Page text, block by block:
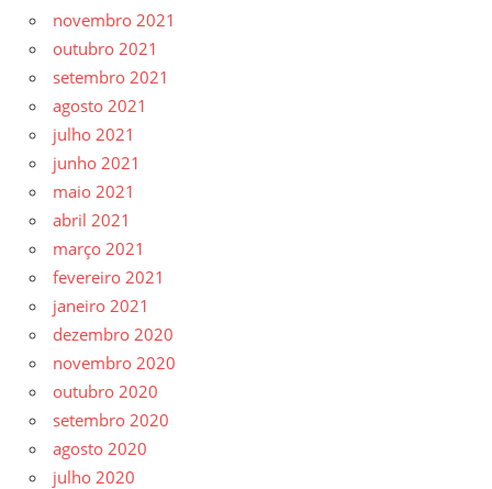
novembro 2021
outubro 2021
setembro 2021
agosto 2021
julho 2021
junho 2021
maio 2021
abril 2021
março 2021
fevereiro 2021
janeiro 2021
dezembro 2020
novembro 2020
outubro 2020
setembro 2020
agosto 2020
julho 2020